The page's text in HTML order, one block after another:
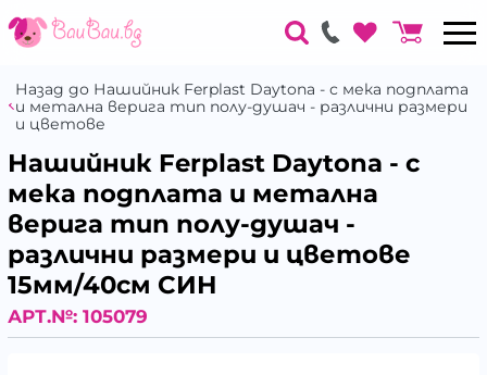
Назад до Нашийник Ferplast Daytona - с мека подплата
и метална верига тип полу-душач - различни размери
и цветове
Нашийник Ferplast Daytona - с
мека подплата и метална
верига тип полу-душач -
различни размери и цветове
15мм/40см СИН
АРТ.№: 105079